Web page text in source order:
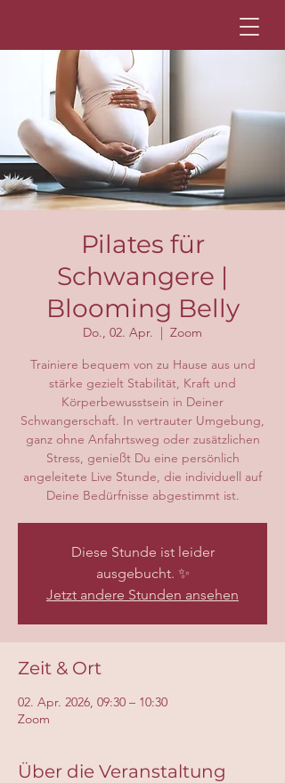
Pilates für
Schwangere |
Blooming Belly
Do., 02. Apr.
  |
Zoom
Trainiere bequem von zu Hause aus und
stärke gezielt Stabilität, Kraft und
Körperbewusstsein in Deiner
Schwangerschaft. In vertrauter Umgebung,
ganz ohne Anfahrtsweg oder zusätzlichen
Stress, genießt Du eine persönlich
angeleitete Live Stunde, die individuell auf
Deine Bedürfnisse abgestimmt ist.
Diese Stunde ist leider
ausgebucht. ✨
Jetzt andere Stunden ansehen
Zeit & Ort
02. Apr. 2026, 09:30 – 10:30
Zoom
Über die Veranstaltung